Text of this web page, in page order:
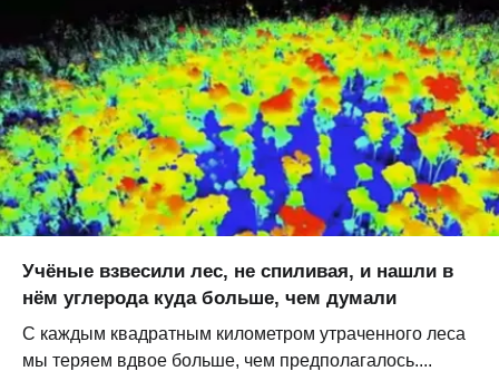
Учёные взвесили лес, не спиливая, и нашли в
нём углерода куда больше, чем думали
С каждым квадратным километром утраченного леса
мы теряем вдвое больше, чем предполагалось....